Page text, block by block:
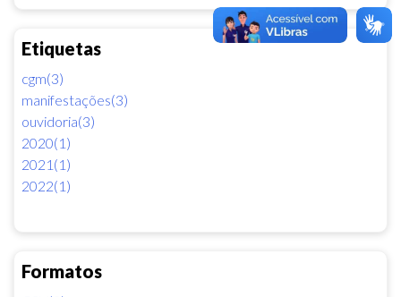
Etiquetas
cgm(3)
manifestações(3)
ouvidoria(3)
2020(1)
2021(1)
2022(1)
Formatos